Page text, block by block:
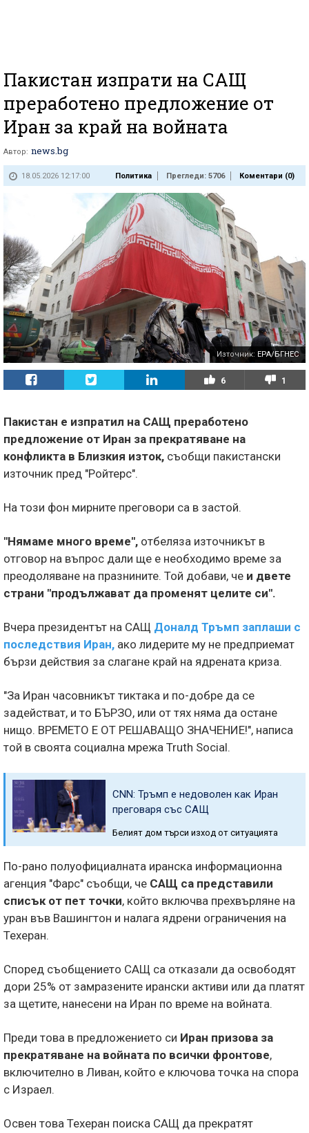
Пакистан изпрати на САЩ
преработено предложение от
Иран за край на войната
Автор: news.bg
18.05.2026 12:17:00 Политика Прегледи: 5706 Коментари (0)
Източник: EPA/БГНЕС
6 1
Пакистан е изпратил на САЩ преработено
предложение от Иран за прекратяване на
конфликта в Близкия изток, съобщи пакистански
източник пред "Ройтерс".
На този фон мирните преговори са в застой.
"Нямаме много време", отбеляза източникът в
отговор на въпрос дали ще е необходимо време за
преодоляване на празнините. Той добави, че и двете
страни "продължават да променят целите си".
Вчера президентът на САЩ Доналд Тръмп заплаши с
последствия Иран, ако лидерите му не предприемат
бързи действия за слагане край на ядрената криза.
"За Иран часовникът тиктака и по-добре да се
задействат, и то БЪРЗО, или от тях няма да остане
нищо. ВРЕМЕТО Е ОТ РЕШАВАЩО ЗНАЧЕНИЕ!", написа
той в своята социална мрежа Truth Social.
CNN: Тръмп е недоволен как Иран
преговаря със САЩ
Белият дом търси изход от ситуацията
По-рано полуофициалната иранска информационна
агенция "Фарс" съобщи, че САЩ са представили
списък от пет точки, който включва прехвърляне на
уран във Вашингтон и налага ядрени ограничения на
Техеран.
Според съобщението САЩ са отказали да освободят
дори 25% от замразените ирански активи или да платят
за щетите, нанесени на Иран по време на войната.
Преди това в предложението си Иран призова за
прекратяване на войната по всички фронтове,
включително в Ливан, който е ключова точка на спора
с Израел.
Освен това Техеран поиска САЩ да прекратят